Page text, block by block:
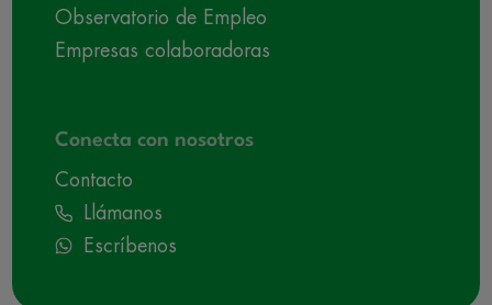
Observatorio de Empleo
Empresas colaboradoras
Conecta con nosotros
Contacto
Llámanos
Escríbenos